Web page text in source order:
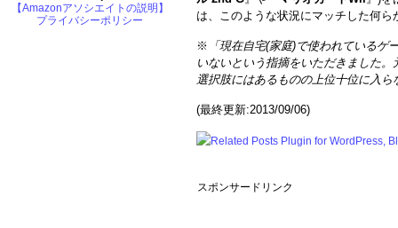
は、このような状況にマッチした何
※
「現在自宅(家庭)で使われている
いないという指摘をいただきました
選択肢にはあるものの上位十位に入
(最終更新:2013/09/06)
スポンサードリンク
【Amazonアソシエイトの説明】
プライバシーポリシー